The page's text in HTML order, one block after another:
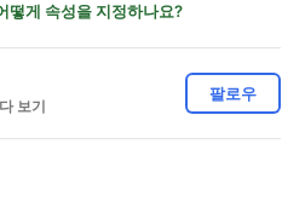
떻게 속성을 지정하나요?
보기
팔로우